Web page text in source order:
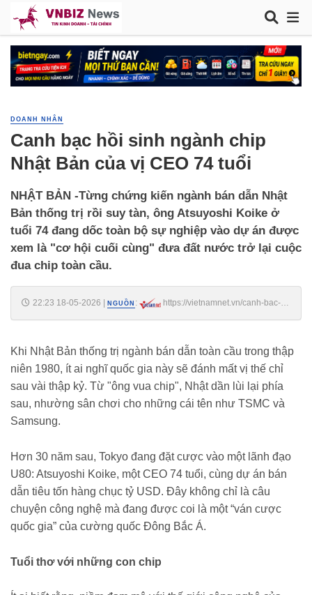
DOANH NHÂN
Canh bạc hồi sinh ngành chip
Nhật Bản của vị CEO 74 tuổi
NHẬT BẢN -Từng chứng kiến ngành bán dẫn Nhật
Bản thống trị rồi suy tàn, ông Atsuyoshi Koike ở
tuổi 74 đang dốc toàn bộ sự nghiệp vào dự án được
xem là "cơ hội cuối cùng" đưa đất nước trở lại cuộc
đua chip toàn cầu.
22:23 18-05-2026 NGUỒN :
https://vietnamnet.vn/canh-bac-
Khi Nhật Bản thống trị ngành bán dẫn toàn cầu trong thập
niên 1980, ít ai nghĩ quốc gia này sẽ đánh mất vị thế chỉ
sau vài thập kỷ. Từ "ông vua chip", Nhật dần lùi lại phía
sau, nhường sân chơi cho những cái tên như TSMC và
Samsung.
Hơn 30 năm sau, Tokyo đang đặt cược vào một lãnh đạo
U80: Atsuyoshi Koike, một CEO 74 tuổi, cùng dự án bán
dẫn tiêu tốn hàng chục tỷ USD. Đây không chỉ là câu
chuyện công nghệ mà đang được coi là một “ván cược
quốc gia” của cường quốc Đông Bắc Á.
Tuổi thơ với những con chip